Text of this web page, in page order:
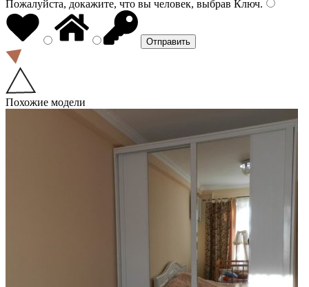
Пожалуйста, докажите, что вы человек, выбрав Ключ.
Похожие модели